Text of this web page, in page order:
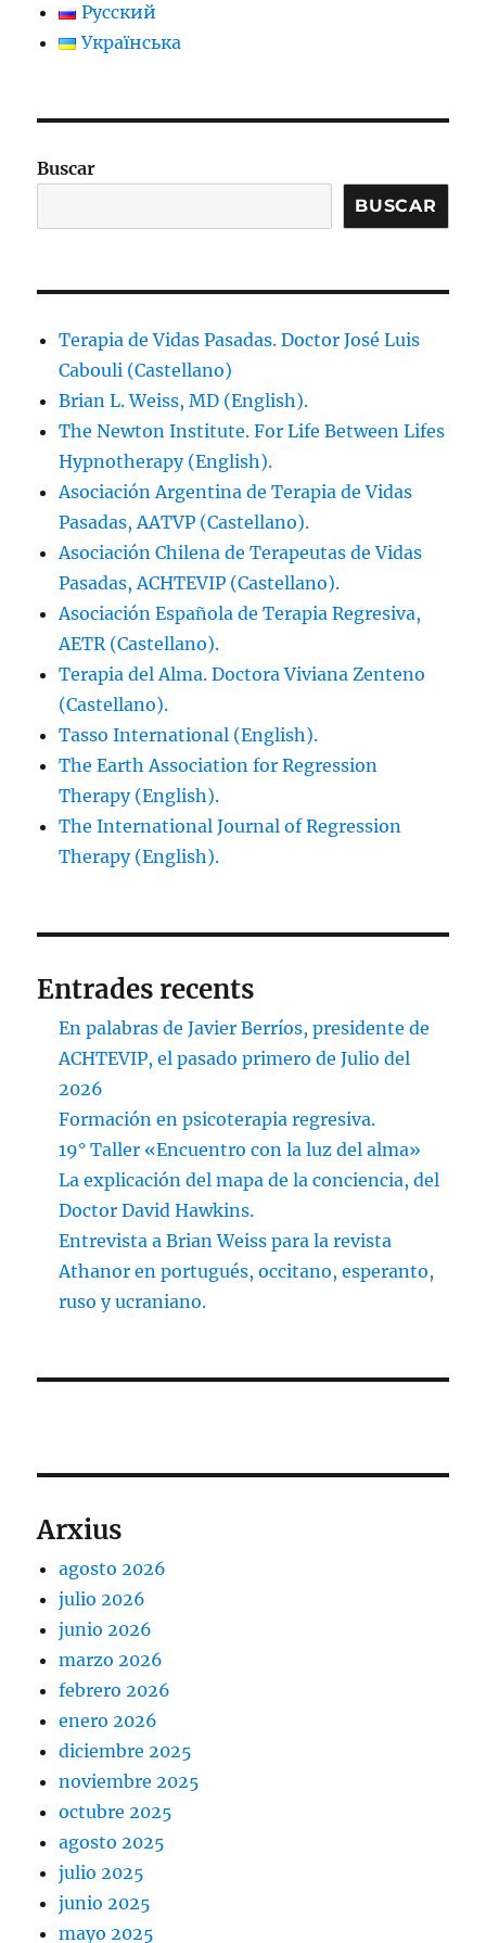
Русский
Українська
Buscar
BUSCAR
Terapia de Vidas Pasadas. Doctor José Luis
Cabouli (Castellano)
Brian L. Weiss, MD (English).
The Newton Institute. For Life Between Lifes
Hypnotherapy (English).
Asociación Argentina de Terapia de Vidas
Pasadas, AATVP (Castellano).
Asociación Chilena de Terapeutas de Vidas
Pasadas, ACHTEVIP (Castellano).
Asociación Española de Terapia Regresiva,
AETR (Castellano).
Terapia del Alma. Doctora Viviana Zenteno
(Castellano).
Tasso International (English).
The Earth Association for Regression
Therapy (English).
The International Journal of Regression
Therapy (English).
Entrades recents
En palabras de Javier Berríos, presidente de
ACHTEVIP, el pasado primero de Julio del
2026
Formación en psicoterapia regresiva.
19° Taller «Encuentro con la luz del alma»
La explicación del mapa de la conciencia, del
Doctor David Hawkins.
Entrevista a Brian Weiss para la revista
Athanor en portugués, occitano, esperanto,
ruso y ucraniano.
Arxius
agosto 2026
julio 2026
junio 2026
marzo 2026
febrero 2026
enero 2026
diciembre 2025
noviembre 2025
octubre 2025
agosto 2025
julio 2025
junio 2025
mayo 2025